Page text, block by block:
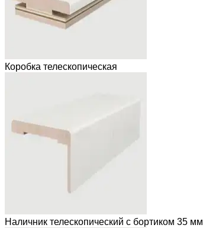
Коробка телескопическая
Наличник телескопический с бортиком 35 мм